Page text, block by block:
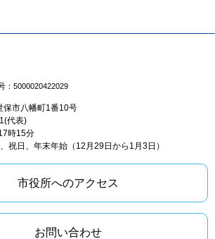
：5000020422029
保市八幡町1番10号
代表)
時15分
祝日、年末年始（12月29日から1月3日）
市役所へのアクセス
お問い合わせ